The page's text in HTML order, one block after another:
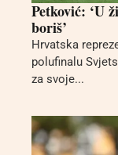
Petković: ‘U
boriš’
Hrvatska
polufinalu
za svoje...